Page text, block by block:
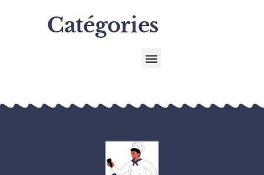
Catégories